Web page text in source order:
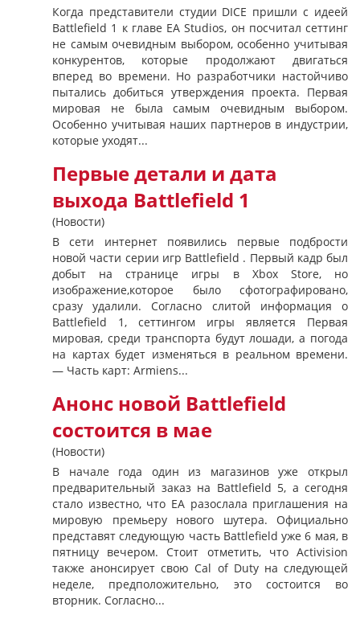
Когда представители студии DICE пришли с идеей
Battlefield 1 к главе EA Studios, он посчитал сеттинг
не самым очевидным выбором, особенно учитывая
конкурентов, которые продолжают двигаться
вперед во времени. Но разработчики настойчиво
пытались добиться утверждения проекта. Первая
мировая не была самым очевидным выбором.
Особенно учитывая наших партнеров в индустрии,
которые уходят...
Первые детали и дата
выхода Battlefield 1
(Новости)
В сети интернет появились первые подбрости
новой части серии игр Battlefield . Первый кадр был
добыт на странице игры в Xbox Store, но
изображение,которое было сфотографировано,
сразу удалили. Согласно слитой информация о
Battlefield 1, сеттингом игры является Первая
мировая, среди транспорта будут лошади, а погода
на картах будет изменяться в реальном времени.
— Часть карт: Armiens...
Анонс новой Battlefield
состоится в мае
(Новости)
В начале года один из магазинов уже открыл
предварительный заказ на Battlefield 5, а сегодня
стало известно, что EA разослала приглашения на
мировую премьеру нового шутера. Официально
представят следующую часть Battlefield уже 6 мая, в
пятницу вечером. Стоит отметить, что Activision
также анонсирует свою Cal of Duty на следующей
неделе, предположительно, это состоится во
вторник. Согласно...